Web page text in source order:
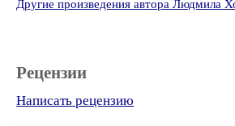
Другие произведения автора Людмила
Рецензии
Написать рецензию